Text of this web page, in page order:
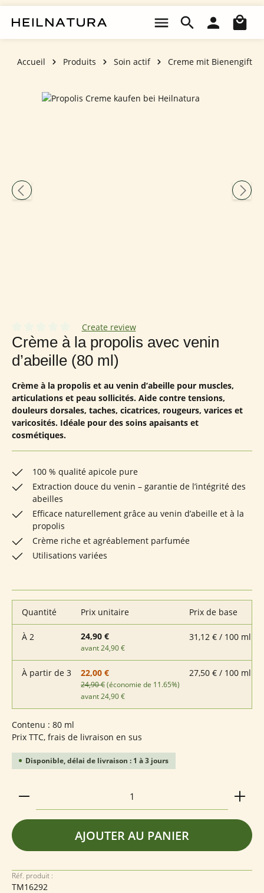
Accueil Produits Soin actif Creme mit Bienengift
Ignorer la galerie d'images
Note moyenne de 0 sur 5 étoiles
Create review
Crème à la propolis avec venin
d’abeille (80 ml)
Crème à la propolis et au venin d’abeille pour muscles,
articulations et peau sollicités. Aide contre tensions,
douleurs dorsales, taches, cicatrices, rougeurs, varices et
varicosités. Idéale pour des soins apaisants et
cosmétiques.
100 % qualité apicole pure
Extraction douce du venin – garantie de l’intégrité des
abeilles
Efficace naturellement grâce au venin d’abeille et à la
propolis
Crème riche et agréablement parfumée
Utilisations variées
Quantité Prix unitaire Prix de base
À 2 24,90 €
avant 24,90 €
31,12 € / 100 ml
À partir de 3 22,00 €
24,90 €(économie de 11.65%)
avant 24,90 €
27,50 € / 100 ml
Contenu : 80 ml
Prix TTC, frais de livraison en sus
Disponible, délai de livraison : 1 à 3 jours
Quantité de produit : Entrez la quantité
AJOUTER AU PANIER
Réf. produit :
TM16292